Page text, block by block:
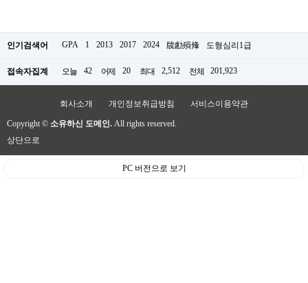
인기검색어 GPA 1 2013 2017 2024 牍勴殞鞗 도형심리1급
접속자집계 오늘 42 어제 20 최대 2,512 전체 201,923
회사소개 개인정보취급방침 서비스이용약관
Copyright © 소유하신 도메인. All rights reserved.
상단으로
PC 버전으로 보기